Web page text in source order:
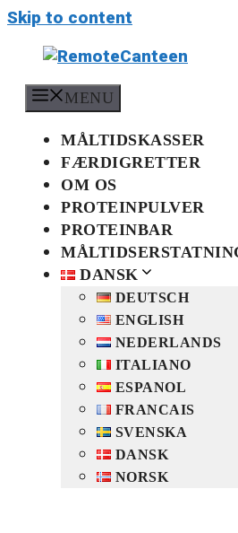
Skip to content
MENU
MÅLTIDSKASSER
FÆRDIGRETTER
OM OS
PROTEINPULVER
PROTEINBAR
DANSK
DEUTSCH
ENGLISH
NEDERLANDS
ITALIANO
ESPANOL
FRANCAIS
SVENSKA
DANSK
NORSK